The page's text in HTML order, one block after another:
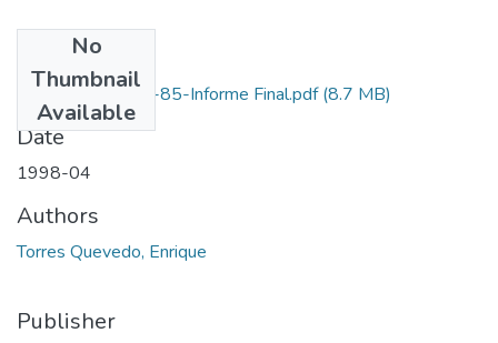
No
Thumbnail
Available
3107-09-019-85-Informe Final.pdf(8.7 MB)
Date
1998-04
Authors
Torres Quevedo, Enrique
Publisher